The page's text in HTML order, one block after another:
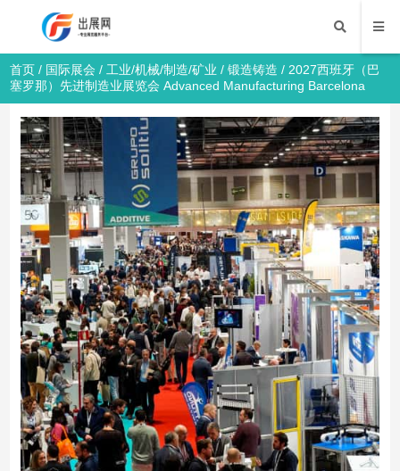
首页 / 国际展会 / 工业/机械/制造/矿业 /锻造铸造 / 2027西班牙（巴
塞罗那）先进制造业展览会 Advanced Manufacturing Barcelona